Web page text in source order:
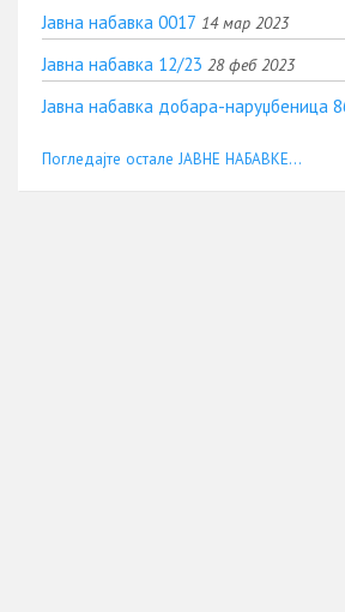
Јавна набавка 0017 14 мар 2023
Јавна набавка 12/23 28 феб 2023
Јавна набавка добара-наруџбеница
Погледајте остале ЈАВНЕ НАБАВКЕ...